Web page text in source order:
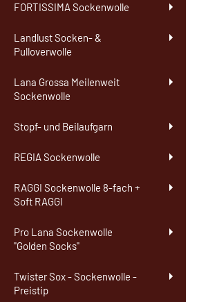
FORTISSIMA Sockenwolle
Landlust Socken- &
Pulloverwolle
Lana Grossa Meilenweit
Sockenwolle
Stopf- und Beilaufgarn
REGIA Sockenwolle
RAGGI Sockenwolle 8-fach +
Soft RAGGI
Pro Lana Sockenwolle
"Golden Socks"
Twister Sox - Sockenwolle -
Preistip